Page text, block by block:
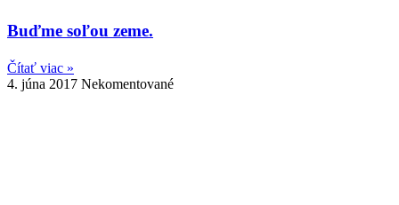
Buďme soľou zeme.
Čítať viac »
4. júna 2017 Nekomentované